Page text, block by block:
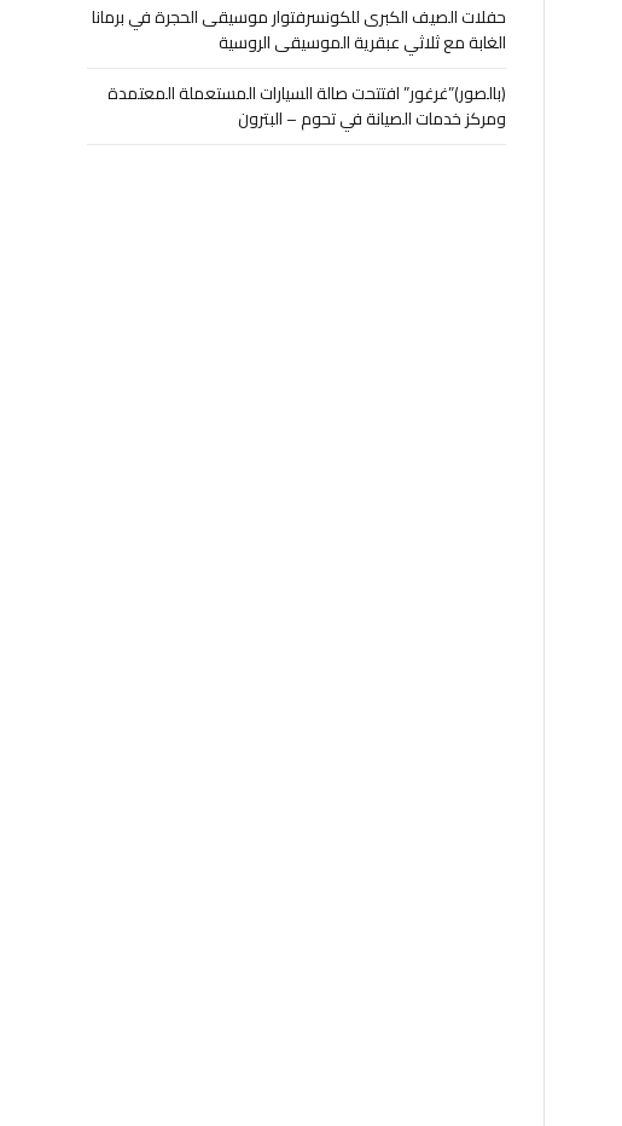
حفلات الصيف الكبرى للكونسرفتوار موسيقى الحجرة في برمانا
الغابة مع ثلاثي عبقرية الموسيقى الروسية
(بالصور)”غرغور” افتتحت صالة السيارات المستعملة المعتمدة
ومركز خدمات الصيانة في تحوم – البترون